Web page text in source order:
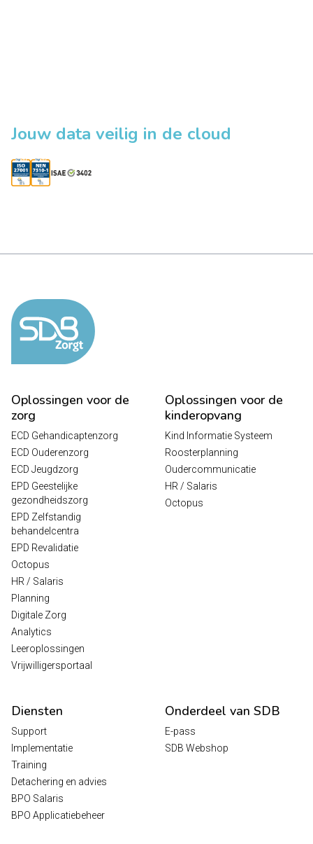
Jouw data veilig in de cloud
Oplossingen voor de
zorg
ECD Gehandicaptenzorg
ECD Ouderenzorg
ECD Jeugdzorg
EPD Geestelijke
gezondheidszorg
EPD Zelfstandig
behandelcentra
EPD Revalidatie
Octopus
HR / Salaris
Planning
Digitale Zorg
Analytics
Leeroplossingen
Vrijwilligersportaal
Oplossingen voor de
kinderopvang
Kind Informatie Systeem
Roosterplanning
Oudercommunicatie
HR / Salaris
Octopus
Diensten
Support
Implementatie
Training
Detachering en advies
BPO Salaris
BPO Applicatiebeheer
Onderdeel van SDB
E-pass
SDB Webshop